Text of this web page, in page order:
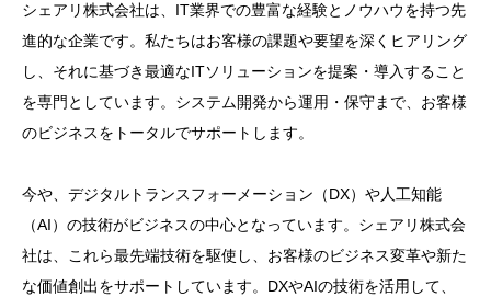
シェアリ株式会社は、IT業界での豊富な経験とノウハウを持つ先
進的な企業です。私たちはお客様の課題や要望を深くヒアリング
し、それに基づき最適なITソリューションを提案・導入すること
を専門としています。システム開発から運用・保守まで、お客様
のビジネスをトータルでサポートします。
今や、デジタルトランスフォーメーション（DX）や人工知能
（AI）の技術がビジネスの中心となっています。シェアリ株式会
社は、これら最先端技術を駆使し、お客様のビジネス変革や新た
な価値創出をサポートしています。DXやAIの技術を活用して、